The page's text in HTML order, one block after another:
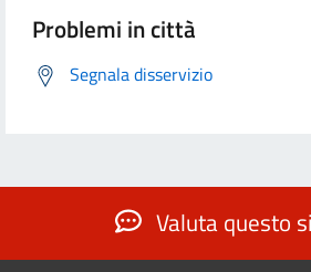
Problemi in città
Segnala disservizio
Valuta questo